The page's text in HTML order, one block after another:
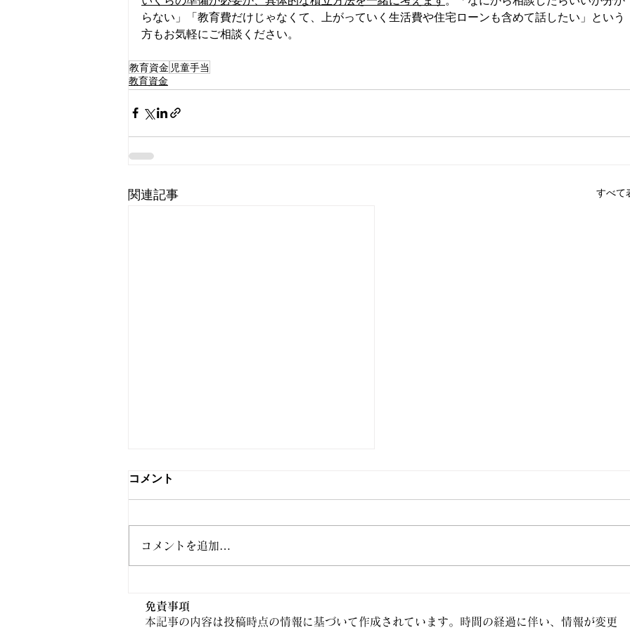
らない」「教育費だけじゃなくて、上がっていく生活費や住宅ローンも含めて話したい」という
方もお気軽にご相談ください。
教育資金 児童手当
教育資金
関連記事 すべて
【前編】児童手当改正の4つのポイン
コメント
コメントを追加…
免責事項
本記事の内容は投稿時点の情報に基づいて作成されています。時間の経過に伴い、情報が変更